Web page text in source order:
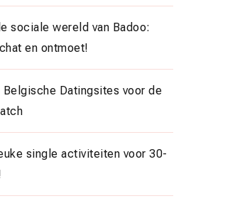
sociale wereld van Badoo:
en ontmoet!
Datingsites voor de
single activiteiten voor 30-